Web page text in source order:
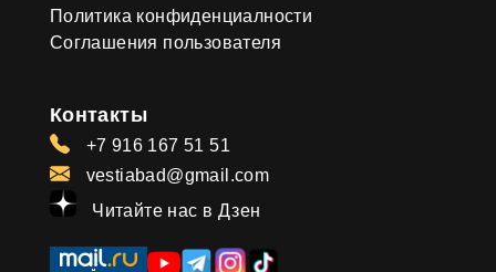
Политика конфиденциалности
Соглашения пользователя
Контакты
+7 916 167 51 51
vestiabad@gmail.com
Читайте нас в Дзен